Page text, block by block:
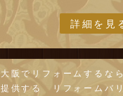
詳細を見
大阪でリフォームするな
提供する リフォームバ